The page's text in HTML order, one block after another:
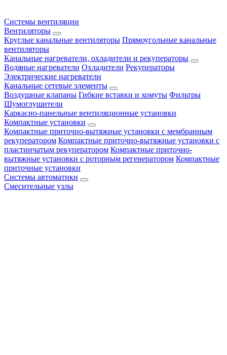
Системы вентиляции
Вентиляторы
Круглые канальные вентиляторы Прямоугольные канальные
вентиляторы
Канальные нагреватели, охладители и рекуператоры
Водяные нагреватели Охладители Рекуператоры
Электрические нагреватели
Канальные сетевые элементы
Воздушные клапаны Гибкие вставки и хомуты Фильтры
Шумоглушители
Каркасно-панельные вентиляционные установки
Компактные установки
Компактные приточно-вытяжные установки с мембранным
рекуператором Компактные приточно-вытяжные установки с
пластинчатым рекуператором Компактные приточно-
вытяжные установки с роторным регенератором Компактные
приточные установки
Системы автоматики
Смесительные узлы